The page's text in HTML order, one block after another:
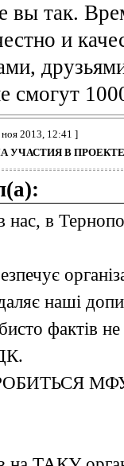
вы так.
и
смогут
2013, 12:41 ]
УЧАСТИЯ В
в
наші
фактів